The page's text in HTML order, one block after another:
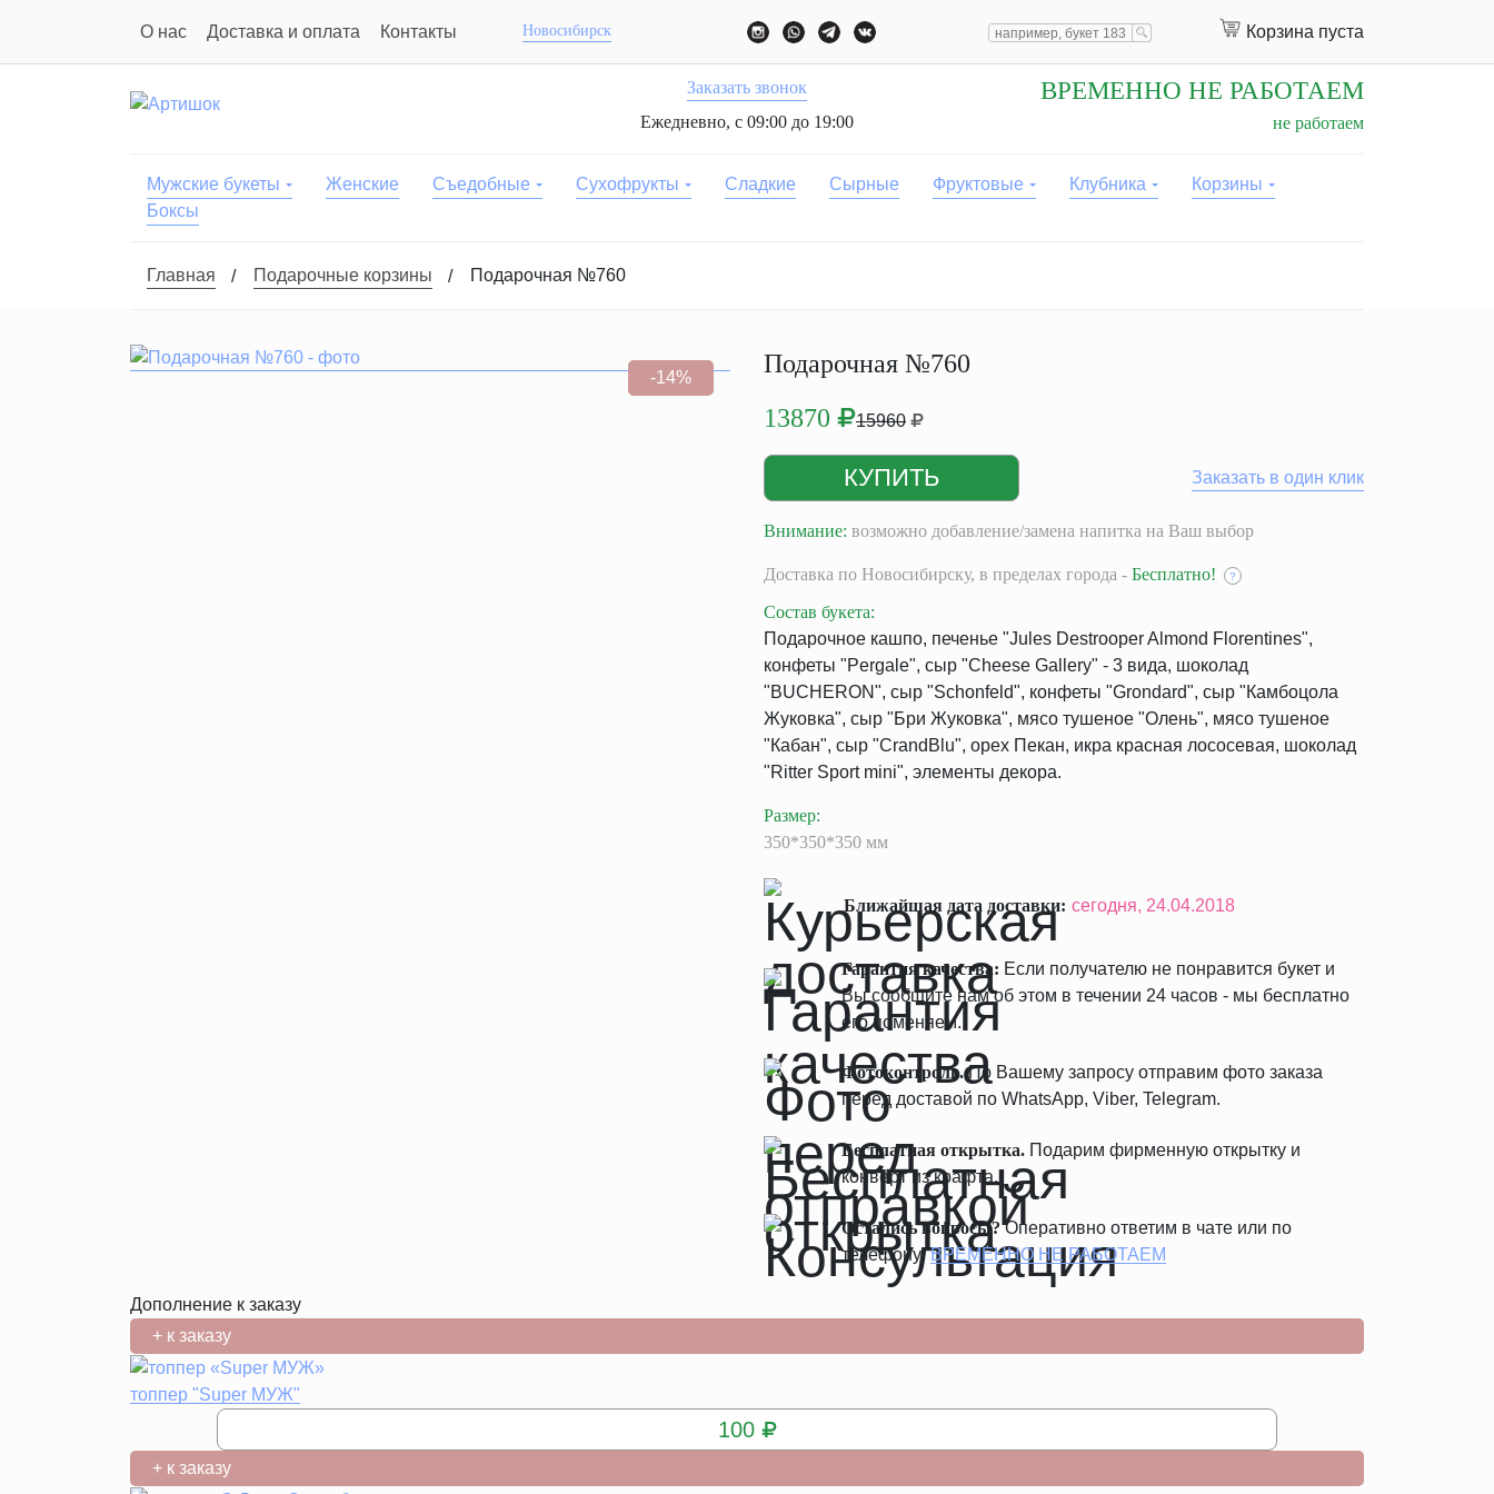
О нас Доставка и оплата Контакты Новосибирск Корзина пуста
Заказать звонок
Ежедневно, с 09:00 до 19:00
ВРЕМЕННО НЕ РАБОТАЕМ
не работаем
Мужские букеты Женские Съедобные Сухофрукты Сладкие Сырные Фруктовые Клубника
Корзины
Боксы
Главная Подарочные корзины Подарочная №760
-14%
Подарочная №760
13870
15960
Заказать в один клик
Внимание: возможно добавление/замена напитка на Ваш выбор
Доставка по Новосибирску, в пределах города - Бесплатно! ?
Состав букета:
Подарочное кашпо, печенье "Jules Destrooper Almond Florentines",
конфеты "Pergale", сыр "Cheese Gallery" - 3 вида, шоколад
"BUCHERON", сыр "Schonfeld", конфеты "Grondard", сыр "Камбоцола
Жуковка", сыр "Бри Жуковка", мясо тушеное "Олень", мясо тушеное
"Кабан", сыр "CrandBlu", орех Пекан, икра красная лососевая, шоколад
"Ritter Sport mini", элементы декора.
Размер:
350*350*350 мм
Ближайшая дата доставки: сегодня, 24.04.2018
Гарантия качества: Если получателю не понравится букет и
Вы сообщите нам об этом в течении 24 часов - мы бесплатно
его поменяем.
Фотоконтроль.По Вашему запросу отправим фото заказа
перед доставой по WhatsApp, Viber, Telegram.
Бесплатная открытка. Подарим фирменную открытку и
конверт из крафта.
Остались вопросы?Оперативно ответим в чате или по
телефону:ВРЕМЕННО НЕ РАБОТАЕМ
Дополнение к заказу
+ к заказу
топпер "Super МУЖ"
100
+ к заказу